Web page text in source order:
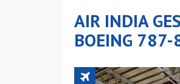
AIR INDIA
BOEING 787-